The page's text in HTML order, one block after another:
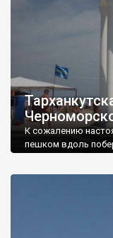
К сожалению
пешком вдоль